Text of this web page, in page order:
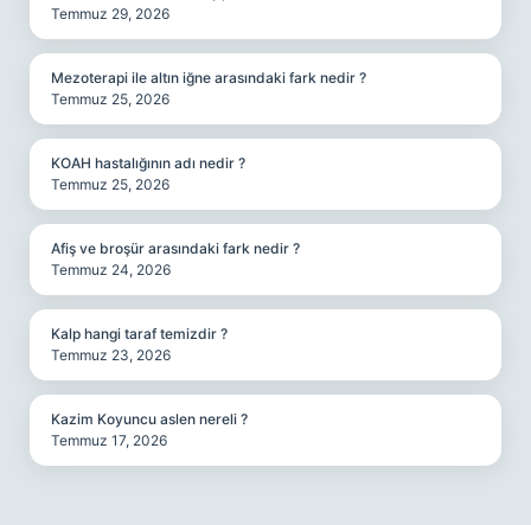
Temmuz 29, 2026
Mezoterapi ile altın iğne arasındaki fark nedir ?
Temmuz 25, 2026
KOAH hastalığının adı nedir ?
Temmuz 25, 2026
Afiş ve broşür arasındaki fark nedir ?
Temmuz 24, 2026
Kalp hangi taraf temizdir ?
Temmuz 23, 2026
Kazim Koyuncu aslen nereli ?
Temmuz 17, 2026